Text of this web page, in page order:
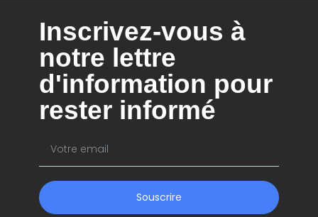
Inscrivez-vous à
notre lettre
d'information pour
rester informé
Souscrire